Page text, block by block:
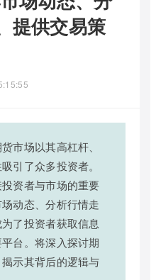
提供交易策
市场以其高杠杆、
引了众多投资者。
资者与市场的重要
动态、分析行情走
了投资者获取信息
台。将深入探讨期
示其背后的逻辑与